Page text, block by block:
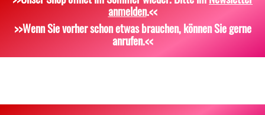
anmelden.<<
>>Wenn Sie vorher schon etwas brauchen, können Sie gerne
anrufen.<<